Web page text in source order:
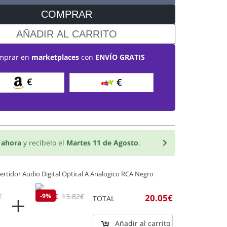
COMPRAR
AÑADIR AL CARRITO
en marketplacescon ENVÍO GRATIS
€ €
ahora y recíbelo el Martes 11 de Agosto.
Audio Digital Optical A Analogico RCA Negro
-9%
12.56€ 13.82€ TOTAL 20.05€
Añadir al carrito